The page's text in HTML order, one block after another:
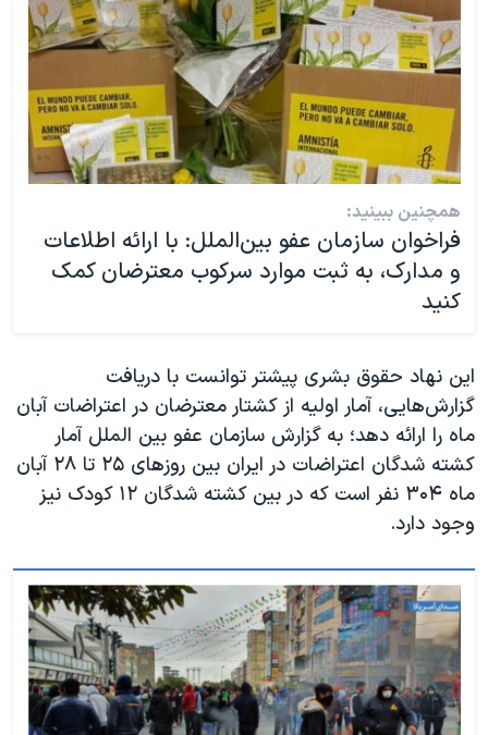
همچنین ببینید:
فراخوان سازمان عفو بین‌الملل: با ارائه اطلاعات‌
و مدارک، به ثبت موارد سرکوب معترضان کمک
کنید
این نهاد حقوق بشری پیشتر توانست با دریافت
گزارش‌هایی، آمار اولیه از کشتار معترضان در اعتراضات آبان
ماه را ارائه دهد؛ به گزارش سازمان عفو بین الملل آمار
کشته شدگان اعتراضات در ایران بین روزهای ۲۵ تا ۲۸ آبان
ماه ۳۰۴ نفر است که در بین کشته شدگان ۱۲ کودک نیز
وجود دارد.